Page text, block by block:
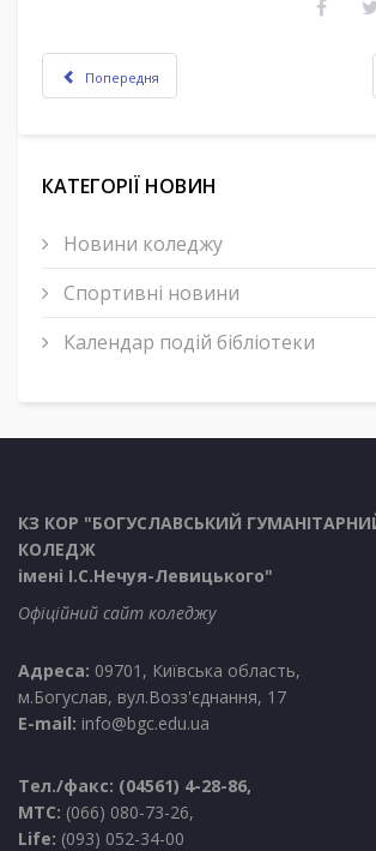
Попередня
КАТЕГОРІЇ НОВИН
Новини коледжу
Спортивні новини
Календар подій бібліотеки
КЗ КОР "БОГУСЛАВСЬКИЙ
КОЛЕДЖ
імені І.С.Нечуя-Левицького"
Офіційний сайт коледжу
Адреса: 09701, Київська область,
м.Богуслав, вул.Возз'єднання, 17
E-mail: info@bgc.edu.ua
Тел./факс: (04561) 4-28-86,
МТС: (066) 080-73-26,
Life: (093) 052-34-00